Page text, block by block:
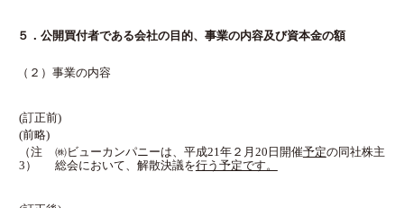
５．公開買付者である会社の目的、事業の内容及び資本金の額
（２）事業の内容
(訂正前)
(前略)
（注
3）
㈱ビューカンパニーは、平成21年２月20日開催予定の同社株主
総会において、解散決議を行う予定です。